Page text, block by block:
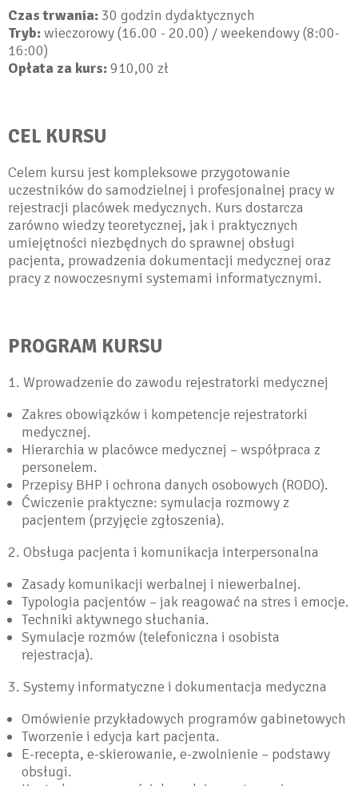
Czas trwania: 30 godzin dydaktycznych
Tryb:wieczorowy (16.00 - 20.00) / weekendowy (8:00-
16:00)
Opłata za kurs:910,00 zł
CEL KURSU
Celem kursu jest kompleksowe przygotowanie
uczestników do samodzielnej i profesjonalnej pracy w
rejestracji placówek medycznych. Kurs dostarcza
zarówno wiedzy teoretycznej, jak i praktycznych
umiejętności niezbędnych do sprawnej obsługi
pacjenta, prowadzenia dokumentacji medycznej oraz
pracy z nowoczesnymi systemami informatycznymi.
PROGRAM KURSU
1. Wprowadzenie do zawodu rejestratorki medycznej
Zakres obowiązków i kompetencje rejestratorki
medycznej.
Hierarchia w placówce medycznej – współpraca z
personelem.
Przepisy BHP i ochrona danych osobowych (RODO).
Ćwiczenie praktyczne: symulacja rozmowy z
pacjentem (przyjęcie zgłoszenia).
2. Obsługa pacjenta i komunikacja interpersonalna
Zasady komunikacji werbalnej i niewerbalnej.
Typologia pacjentów – jak reagować na stres i emocje.
Techniki aktywnego słuchania.
Symulacje rozmów (telefoniczna i osobista
rejestracja).
3. Systemy informatyczne i dokumentacja medyczna
Omówienie przykładowych programów gabinetowych
Tworzenie i edycja kart pacjenta.
E-recepta, e-skierowanie, e-zwolnienie – podstawy
obsługi.